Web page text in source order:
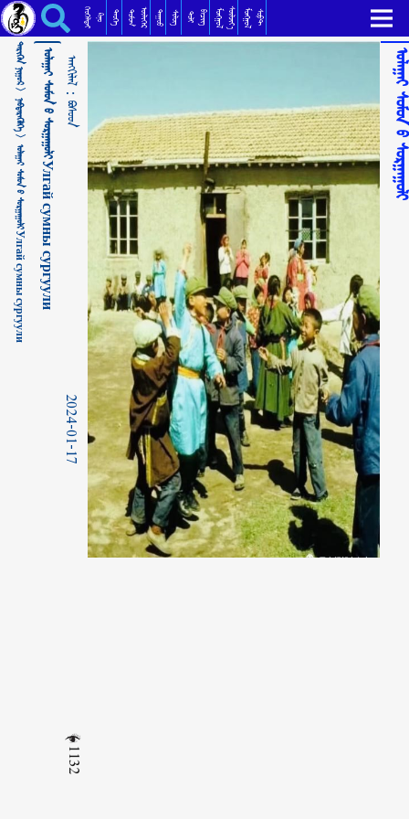
ᠤᠯᠠᠭᠠᠢ ᠰᠤᠮᠤᠨ ᠤ᠋ ᠰᠤᠷᠭᠠᠭᠤᠯᠢУлгай сумны сургуули ᠪᠣᠰᠣᠳ ᠬᠡᠦᠬᠡᠯᠳᠡᠢ ᠺᠢᠨᠣ᠋ ᠲᠡᠦᠬᠡ ᠳᠣᠮᠣᠭ ᠥᠯᠢᠭᠡᠷ ᠳᠠᠭᠤᠤ ᠰᠢᠯᠦᠭ ᠲᠣᠯᠢ ᠪᠢᠴᠢᠭ ᠮᠣᠩᠭᠣᠯᠰᠦᠯᠵᠢᠶ᠎ᠡ ᠮᠣᠩᠭᠣᠯᠰᠣᠹᠲ
ᠲᠡᠷᠢᠭᠦᠨ ᠨᠢᠭᠤᠷ >
ᠨᠡᠪᠲᠡᠷᠡᠭᠦᠯᠭᠡ >
ᠤᠯᠠᠭᠠᠢ ᠰᠤᠮᠤᠨ ᠤ᠋ ᠰᠤᠷᠭᠠᠭᠤᠯᠢУлгай сумны сургуулиᠤᠯᠠᠭᠠᠢ ᠰᠤᠮᠤᠨ ᠤ᠋ ᠰᠤᠷᠭᠠᠭᠤᠯᠢУлгай сумны сургуули ᠠᠩᠭᠢᠯᠠᠯ：
ᠪᠣᠰᠣᠳ
2024-01-17
1132
ᠤᠯᠠᠭᠠᠢ